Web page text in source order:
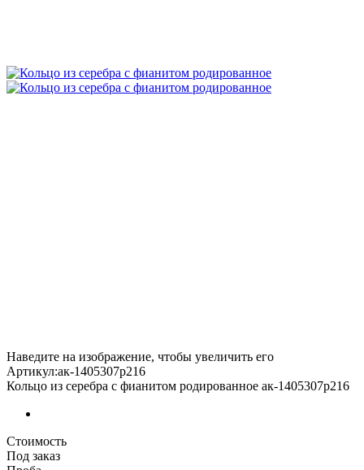
Наведите на изображение, чтобы увеличить его
Артикул:ак-1405307р216
Кольцо из серебра с фианитом родированное ак-1405307р216
Стоимость
Под заказ